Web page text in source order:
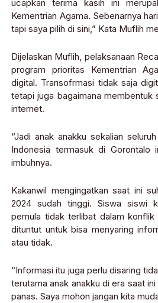
ucapkan terima kasih ini
Kementrian Agama. Sebenarnya
tapi saya pilih di sini,” Kata Muflih
Dijelaskan Muflih, pelaksanaan
program prioritas Kementrian
digital. Transofrmasi tidak saja
tetapi juga bagaimana
internet.
“Jadi anak anakku sekalian
Indonesia termasuk di Gorontalo
imbuhnya.
Kakanwil mengingatkan saat ini
2024 sudah tinggi. Siswa siswi
pemula tidak terlibat dalam
dituntut untuk bisa menyaring
atau tidak.
“Informasi itu juga perlu disaring
terutama anak anakku di era saat
panas. Saya mohon jangan kita